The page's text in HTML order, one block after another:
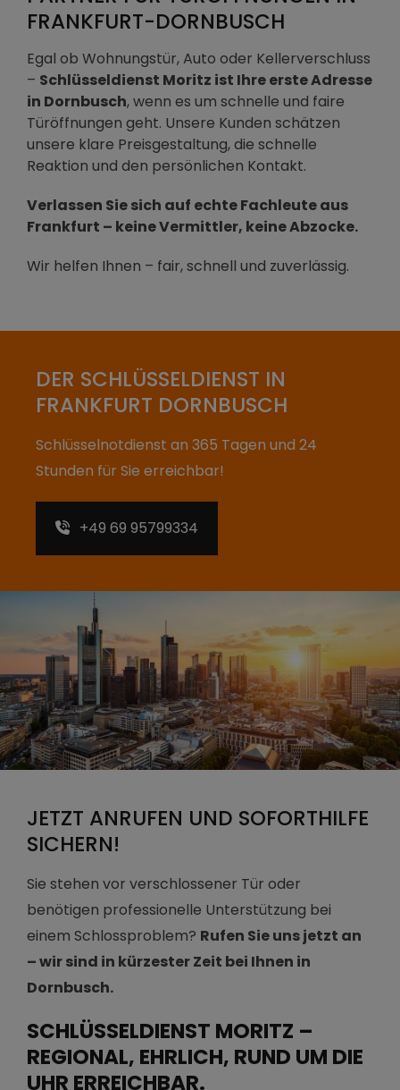
FRANKFURT-DORNBUSCH
Egal ob Wohnungstür, Auto oder Kellerverschluss
– Schlüsseldienst Moritz ist Ihre erste Adresse
in Dornbusch, wenn es um schnelle und faire
Türöffnungen geht. Unsere Kunden schätzen
unsere klare Preisgestaltung, die schnelle
Reaktion und den persönlichen Kontakt.
Verlassen Sie sich auf echte Fachleute aus
Frankfurt – keine Vermittler, keine Abzocke.
Wir helfen Ihnen – fair, schnell und zuverlässig.
DER SCHLÜSSELDIENST IN
FRANKFURT DORNBUSCH
Schlüsselnotdienst an 365 Tagen und 24
Stunden für Sie erreichbar!
+49 69 95799334
JETZT ANRUFEN UND SOFORTHILFE
SICHERN!
Sie stehen vor verschlossener Tür oder
benötigen professionelle Unterstützung bei
einem Schlossproblem? Rufen Sie uns jetzt an
– wir sind in kürzester Zeit bei Ihnen in
Dornbusch.
SCHLÜSSELDIENST MORITZ –
REGIONAL, EHRLICH, RUND UM DIE
UHR ERREICHBAR.